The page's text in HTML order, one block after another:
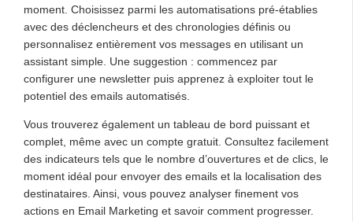
moment. Choisissez parmi les automatisations pré-établies
avec des déclencheurs et des chronologies définis ou
personnalisez entièrement vos messages en utilisant un
assistant simple. Une suggestion : commencez par
configurer une newsletter puis apprenez à exploiter tout le
potentiel des emails automatisés.
Vous trouverez également un tableau de bord puissant et
complet, même avec un compte gratuit. Consultez facilement
des indicateurs tels que le nombre d’ouvertures et de clics, le
moment idéal pour envoyer des emails et la localisation des
destinataires. Ainsi, vous pouvez analyser finement vos
actions en Email Marketing et savoir comment progresser.